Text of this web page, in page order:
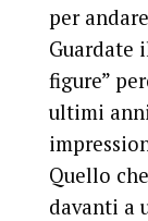
per
Guardate
figure”
ultimi
Quello
davanti a